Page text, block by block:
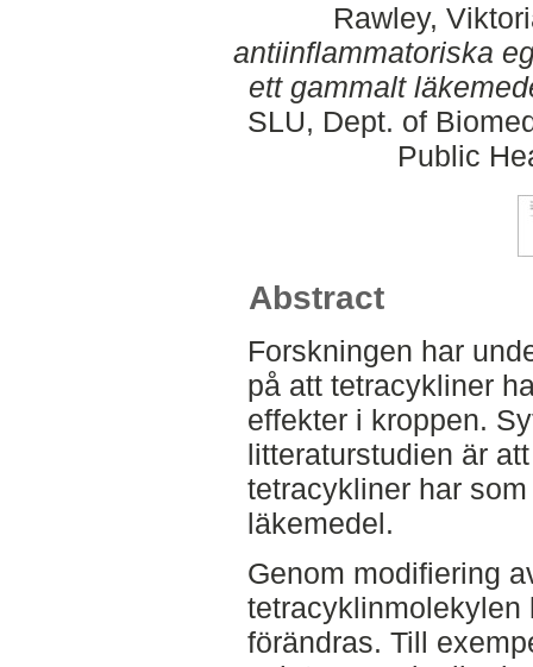
Rawley,
antiinflammatoriska
ett gammalt
SLU, Dept. of
Public
Abstract
Forskningen har
på att tetracykliner
effekter i kroppen.
litteraturstudien är
tetracykliner har
läkemedel.
Genom modifiering
tetracyklinmolekylen
förändras. Till